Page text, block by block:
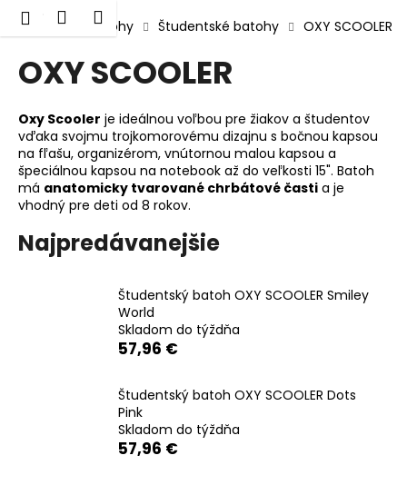
Prejsť
obsah
Prihlásenie
Nákupný
Menu
Domov Batohy Študentské batohy OXY SCOOLER
OXY SCOOLER
Oxy Scooler je ideálnou voľbou pre žiakov a študentov
vďaka svojmu trojkomorovému dizajnu s bočnou kapsou
na fľašu, organizérom, vnútornou malou kapsou a
špeciálnou kapsou na notebook až do veľkosti 15". Batoh
má anatomicky tvarované chrbátové časti a je
vhodný pre deti od 8 rokov.
Najpredávanejšie
Študentský batoh OXY SCOOLER Smiley
World
Skladom do týždňa
57,96 €
Študentský batoh OXY SCOOLER Dots
Pink
Skladom do týždňa
57,96 €
o
o
p
o
t
r
e